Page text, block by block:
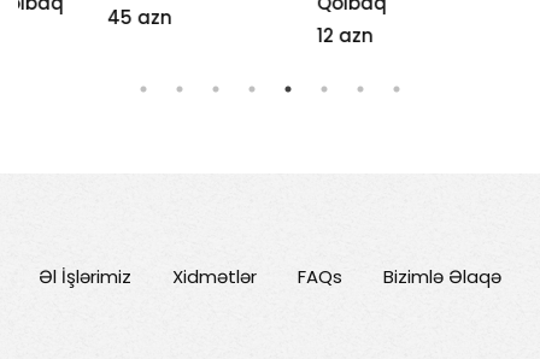
45 azn
Əl İşlərimiz Xidmətlər FAQs Bizimlə Əlaqə